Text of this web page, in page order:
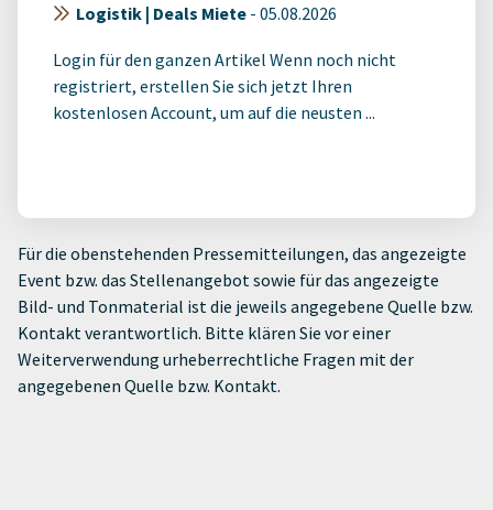
Logistik | Deals Miete - 05.08.2026
Login für den ganzen Artikel Wenn noch nicht
registriert, erstellen Sie sich jetzt Ihren
kostenlosen Account, um auf die neusten ...
Für die obenstehenden Pressemitteilungen, das angezeigte
Event bzw. das Stellenangebot sowie für das angezeigte
Bild- und Tonmaterial ist die jeweils angegebene Quelle bzw.
Kontakt verantwortlich. Bitte klären Sie vor einer
Weiterverwendung urheberrechtliche Fragen mit der
angegebenen Quelle bzw. Kontakt.